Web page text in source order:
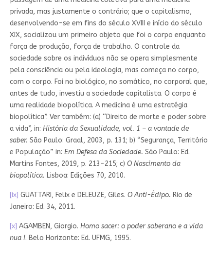
privada, mas justamente o contrário; que o capitalismo,
desenvolvendo-se em fins do século XVIII e início do século
XIX, socializou um primeiro objeto que foi o corpo enquanto
força de produção, força de trabalho. O controle da
sociedade sobre os indivíduos não se opera simplesmente
pela consciência ou pela ideologia, mas começa no corpo,
com o corpo. Foi no biológico, no somático, no corporal que,
antes de tudo, investiu a sociedade capitalista. O corpo é
uma realidade biopolítica. A medicina é uma estratégia
biopolítica”. Ver também: (a) “Direito de morte e poder sobre
a vida”, in: História da Sexualidade, vol. 1 – a vontade de
saber. São Paulo: Graal, 2003, p. 131; b) “Segurança, Território
e População” in: Em Defesa da Sociedade. São Paulo: Ed.
Martins Fontes, 2019, p. 213-215; c) O Nascimento da
biopolítica. Lisboa: Edições 70, 2010.
[ix] GUATTARI, Felix e DELEUZE, Giles. O Anti-Édipo. Rio de
Janeiro: Ed. 34, 2011.
[x] AGAMBEN, Giorgio. Homo sacer: o poder soberano e a vida
nua I. Belo Horizonte: Ed. UFMG, 1995.